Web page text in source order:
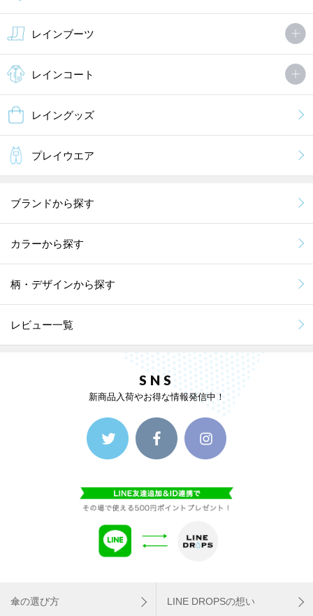
レインブーツ
レインコート
レイングッズ
プレイウエア
ブランドから探す
カラーから探す
柄・デザインから探す
レビュー一覧
SNS
新商品入荷やお得な情報発信中！
傘の選び方 LINE DROPSの想い